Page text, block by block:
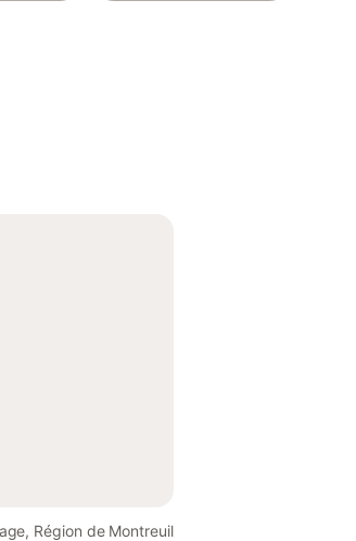
Région de Montreuil